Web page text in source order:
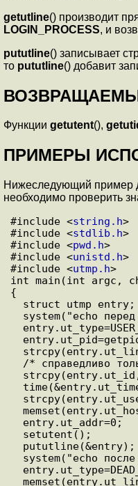
getutline() производит
LOGIN_PROCESS, и
pututline() записывает
то pututline() добавит
Функции getutent(),
ПРИМЕРЫ
Hижеследующий пример
необходимо проверить
#include <string.h>
#include <stdlib.h>
#include <pwd.h>
#include <unistd.h>
#include <utmp.h>
int main(int argc,
{